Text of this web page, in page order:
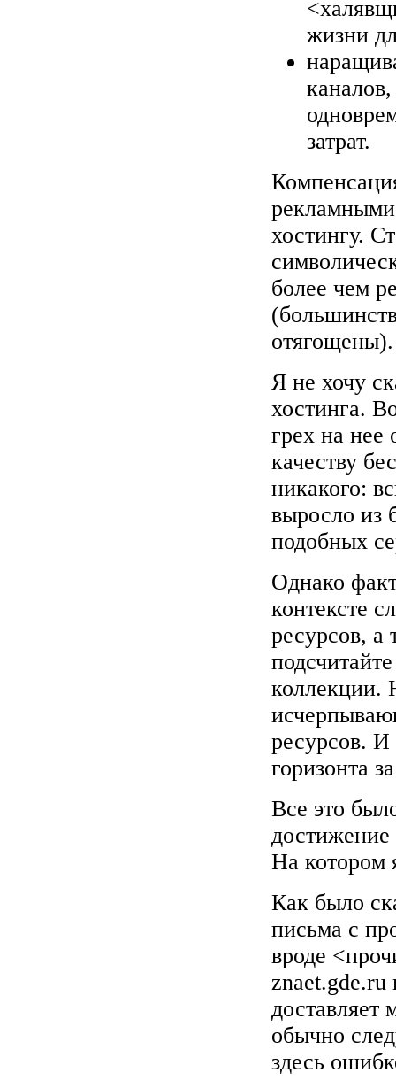
жизни
затрат.
хостингу.
более чем
отягощены).
Я не хочу
хостинга.
грех на
качеству
никакого:
выросло из
подобных
Однако
контексте
ресурсов, а
коллекции.
ресурсов. И
горизонта
Все это
На котором
Как было
письма с
вроде
znaet.gde.ru
доставляет
обычно
здесь